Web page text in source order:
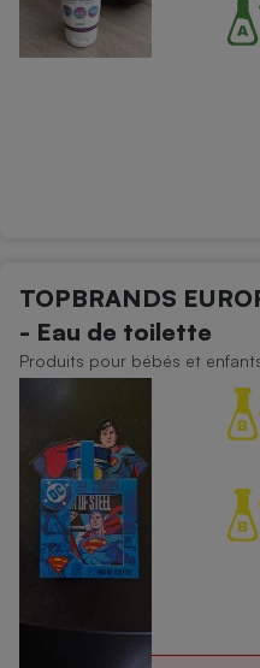
TOPBRANDS
- Eau de toilette
Produits pour bébés et